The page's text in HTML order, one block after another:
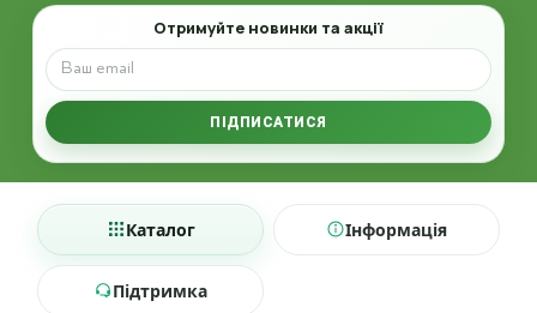
Email
Отримуйте новинки та акції
ПІДПИСАТИСЯ
Каталог Інформація
Підтримка